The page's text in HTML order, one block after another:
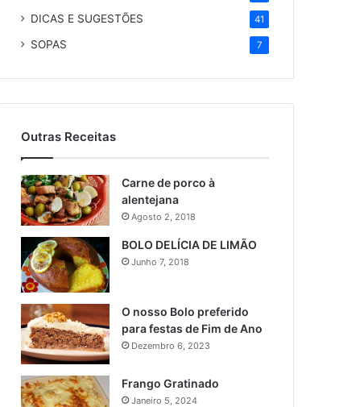
DICAS E SUGESTÕES 41
SOPAS 7
Outras Receitas
Carne de porco à
alentejana
Agosto 2, 2018
BOLO DELÍCIA DE LIMÃO
Junho 7, 2018
O nosso Bolo preferido
para festas de Fim de Ano
Dezembro 6, 2023
Frango Gratinado
Janeiro 5, 2024